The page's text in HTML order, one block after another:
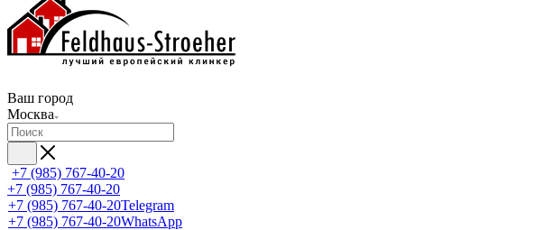
Ваш город
Москва
+7 (985) 767-40-20
+7 (985) 767-40-20
+7 (985) 767-40-20Telegram
+7 (985) 767-40-20WhatsApp